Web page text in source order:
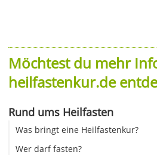
Möchtest du mehr
heilfastenkur.de
Rund ums Heilfasten
Was bringt eine Heilfastenkur?
Wer darf fasten?